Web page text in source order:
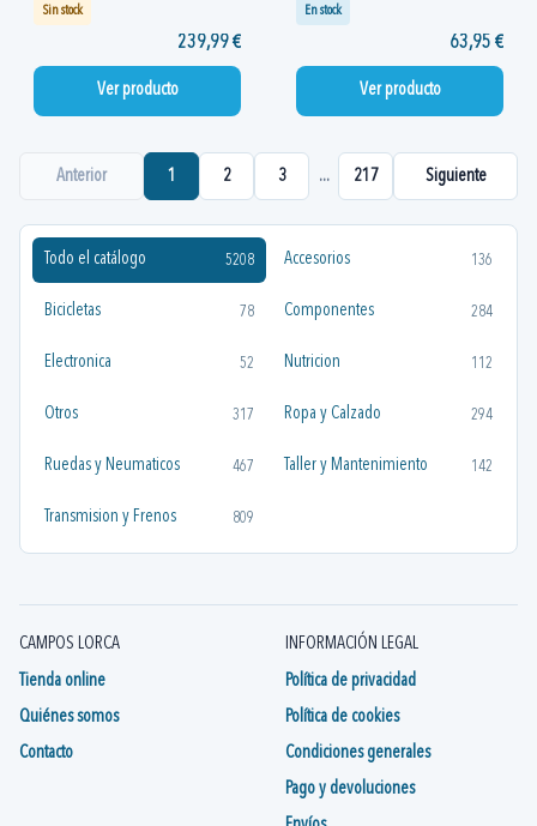
Todo el catálogo 5208 Accesorios 136
Bicicletas 78 Componentes 284
Electronica 52 Nutricion 112
Otros 317 Ropa y Calzado 294
Ruedas y Neumaticos 467 Taller y Mantenimiento 142
Transmision y Frenos 809
Sin stock
239,99 €
Ver producto
En stock
63,95 €
Ver producto
Anterior 1 2 3 ... 217 Siguiente
CAMPOS LORCA
Tienda online
Quiénes somos
Contacto
INFORMACIÓN LEGAL
Política de privacidad
Política de cookies
Condiciones generales
Pago y devoluciones